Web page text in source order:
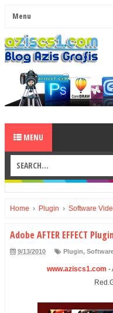
MENU
Home › Plugin › Software
Adobe AFTER EFFECT
9/13/2010 Plugin,
www.aziscs1.com -